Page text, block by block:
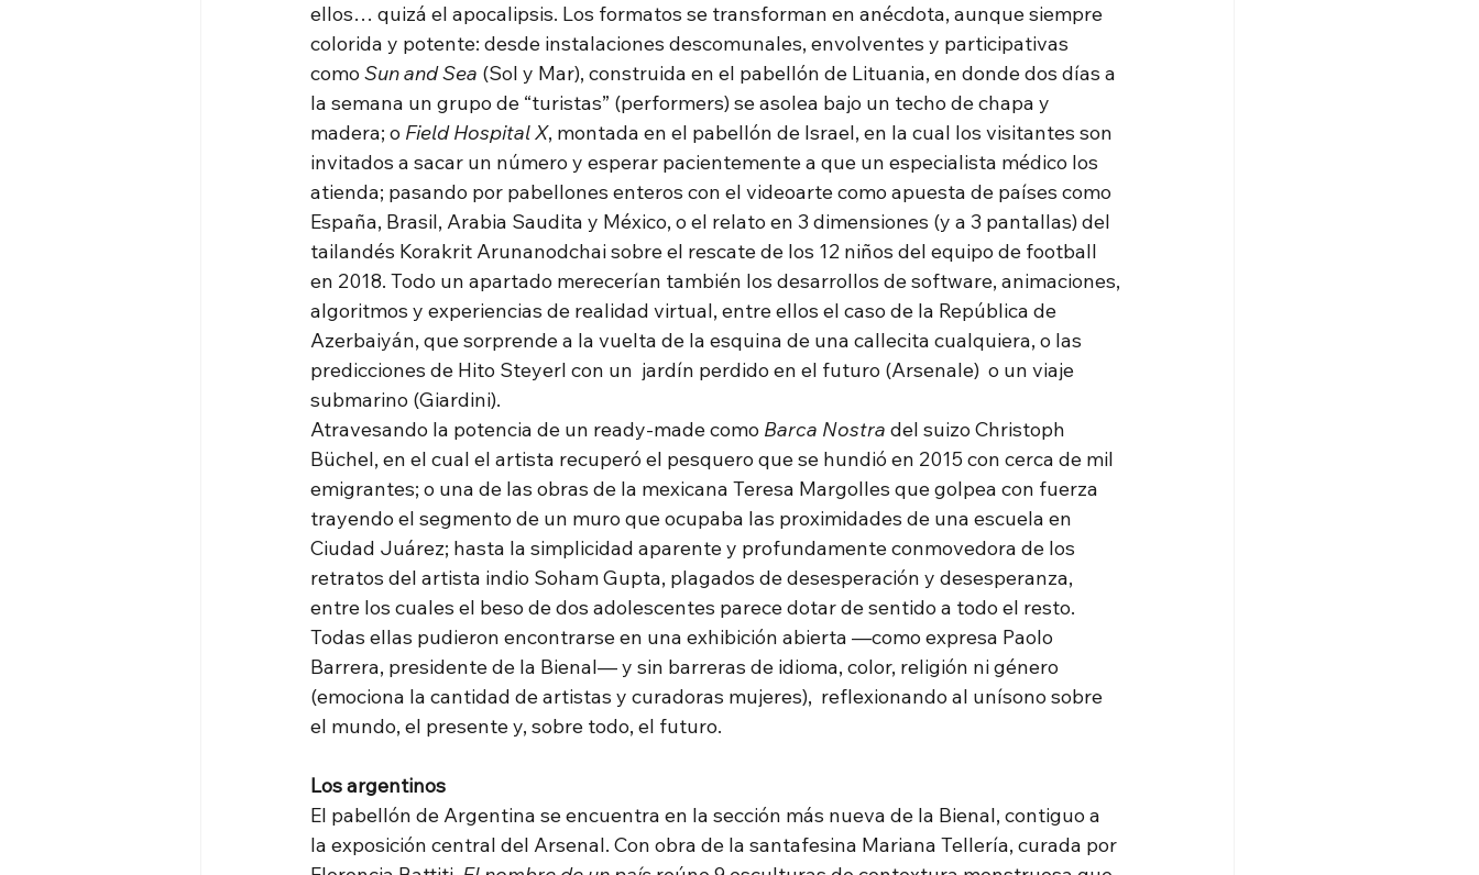
ellos… quizá el apocalipsis. Los formatos se transforman en anécdota, aunque siempre
colorida y potente: desde instalaciones descomunales, envolventes y participativas
como Sun and Sea (Sol y Mar), construida en el pabellón de Lituania, en donde dos días a
la semana un grupo de “turistas” (performers) se asolea bajo un techo de chapa y
madera; o Field Hospital X, montada en el pabellón de Israel, en la cual los visitantes son
invitados a sacar un número y esperar pacientemente a que un especialista médico los
atienda; pasando por pabellones enteros con el videoarte como apuesta de países como
España, Brasil, Arabia Saudita y México, o el relato en 3 dimensiones (y a 3 pantallas) del
tailandés Korakrit Arunanodchai sobre el rescate de los 12 niños del equipo de football
en 2018. Todo un apartado merecerían también los desarrollos de software, animaciones,
algoritmos y experiencias de realidad virtual, entre ellos el caso de la República de
Azerbaiyán, que sorprende a la vuelta de la esquina de una callecita cualquiera, o las
predicciones de Hito Steyerl con un  jardín perdido en el futuro (Arsenale)  o un viaje
submarino (Giardini).
Atravesando la potencia de un ready-made como Barca Nostra del suizo Christoph
Büchel, en el cual el artista recuperó el pesquero que se hundió en 2015 con cerca de mil
emigrantes; o una de las obras de la mexicana Teresa Margolles que golpea con fuerza
trayendo el segmento de un muro que ocupaba las proximidades de una escuela en
Ciudad Juárez; hasta la simplicidad aparente y profundamente conmovedora de los
retratos del artista indio Soham Gupta, plagados de desesperación y desesperanza,
entre los cuales el beso de dos adolescentes parece dotar de sentido a todo el resto.
Todas ellas pudieron encontrarse en una exhibición abierta —como expresa Paolo
Barrera, presidente de la Bienal— y sin barreras de idioma, color, religión ni género
(emociona la cantidad de artistas y curadoras mujeres),  reflexionando al unísono sobre
el mundo, el presente y, sobre todo, el futuro.
Los argentinos
El pabellón de Argentina se encuentra en la sección más nueva de la Bienal, contiguo a
la exposición central del Arsenal. Con obra de la santafesina Mariana Tellería, curada por